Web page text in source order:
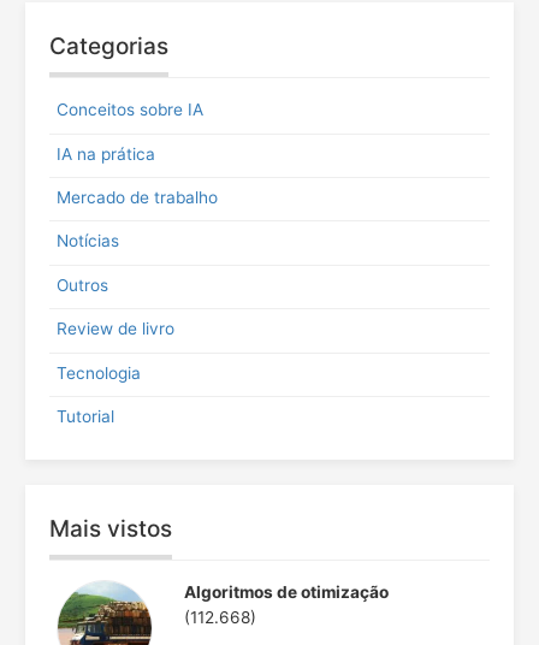
s
p
Categorias
Conceitos sobre IA
IA na prática
Mercado de trabalho
Notícias
Outros
Review de livro
Tecnologia
Tutorial
Mais vistos
Algoritmos de otimização
(112.668)